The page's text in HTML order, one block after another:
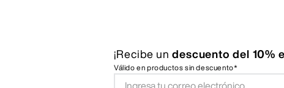
¡Recibe un descuento del 10%
Válido en productos sin descuento*